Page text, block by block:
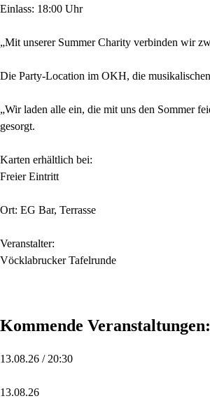
Einlass: 18:00 Uhr
„Mit unserer Summer Charity verbinden wir
Die Party-Location im OKH, die
„Wir laden alle ein, die mit uns den Sommer
gesorgt.
Karten erhältlich bei:
Freier Eintritt
Ort: EG Bar, Terrasse
Veranstalter:
Vöcklabrucker Tafelrunde
Kommende Veranstaltungen:
13.08.26 / 20:30
13.08.26